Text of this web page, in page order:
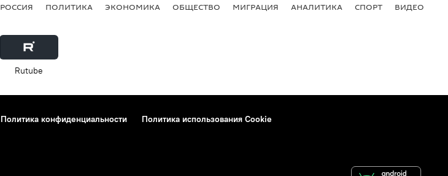
РОССИЯ ПОЛИТИКА ЭКОНОМИКА ОБЩЕСТВО МИГРАЦИЯ АНАЛИТИКА СПОРТ ВИДЕО
Rutube
Политика конфиденциальности
Политика использования Cookie